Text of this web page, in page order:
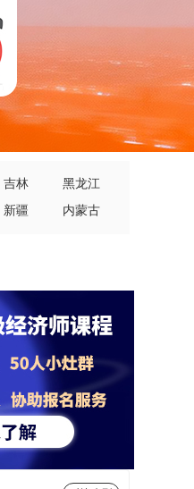
吉林
黑龙江
新疆 内蒙古